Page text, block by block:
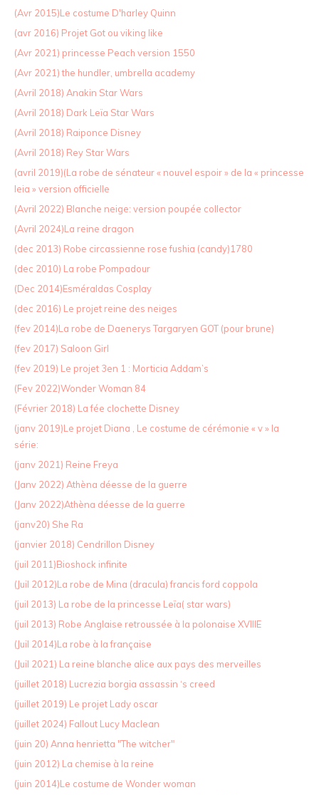
(Avr 2015)Le costume D'harley Quinn
(avr 2016) Projet Got ou viking like
(Avr 2021) princesse Peach version 1550
(Avr 2021) the hundler, umbrella academy
(Avril 2018) Anakin Star Wars
(Avril 2018) Dark Leïa Star Wars
(Avril 2018) Raiponce Disney
(Avril 2018) Rey Star Wars
(avril 2019)(La robe de sénateur « nouvel espoir » de la « princesse
leia » version officielle
(Avril 2022) Blanche neige: version poupée collector
(Avril 2024)La reine dragon
(dec 2013) Robe circassienne rose fushia (candy)1780
(dec 2010) La robe Pompadour
(Dec 2014)Esméraldas Cosplay
(dec 2016) Le projet reine des neiges
(fev 2014)La robe de Daenerys Targaryen GOT (pour brune)
(fev 2017) Saloon Girl
(fev 2019) Le projet 3en 1 : Morticia Addam’s
(Fev 2022)Wonder Woman 84
(Février 2018) La fée clochette Disney
(janv 2019)Le projet Diana , Le costume de cérémonie « v » la
série:
(janv 2021) Reine Freya
(Janv 2022) Athèna déesse de la guerre
(Janv 2022)Athèna déesse de la guerre
(janv20) She Ra
(janvier 2018) Cendrillon Disney
(juil 2011)Bioshock infinite
(Juil 2012)La robe de Mina (dracula) francis ford coppola
(juil 2013) La robe de la princesse Leïa( star wars)
(juil 2013) Robe Anglaise retroussée à la polonaise XVIIIE
(Juil 2014)La robe à la française
(Juil 2021) La reine blanche alice aux pays des merveilles
(juillet 2018) Lucrezia borgia assassin ‘s creed
(juillet 2019) Le projet Lady oscar
(juillet 2024) Fallout Lucy Maclean
(juin 20) Anna henrietta "The witcher"
(juin 2012) La chemise à la reine
(juin 2014)Le costume de Wonder woman